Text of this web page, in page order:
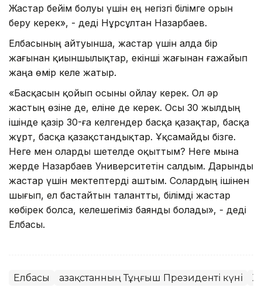
Жастар бейім болуы үшін ең негізгі білімге орын
беру керек», - деді Нұрсұлтан Назарбаев.
Елбасының айтуынша, жастар үшін алда бір
жағынан қиыншылықтар, екінші жағынан ғажайып
жаңа өмір келе жатыр.
«Басқасын қойып осыны ойлау керек. Ол әр
жастың өзіне де, еліне де керек. Осы 30 жылдың
ішінде қазір 30-ға келгендер басқа қазақтар, басқа
жұрт, басқа қазақстандықтар. Ұқсамайды бізге.
Неге мен оларды шетелде оқыттым? Неге мына
жерде Назарбаев Университетін салдым. Дарынды
жастар үшін мектептерді аштым. Солардың ішінен
шығып, ел бастайтын талантты, білімді жастар
көбірек болса, келешегіміз баянды болады», - деді
Елбасы.
Елбасы Қазақстанның Тұңғыш Президенті күні